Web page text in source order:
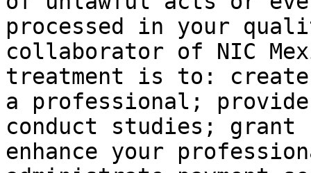
processed in your
collaborator of NIC
treatment is to: create
a professional;
conduct studies; grant
enhance your